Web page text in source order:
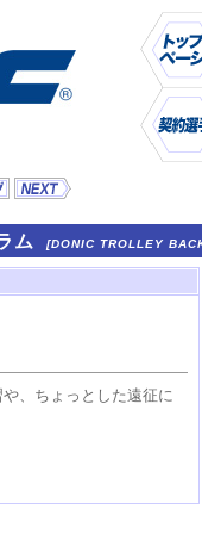
ム [DONIC TROLLEY
、ちょっとした遠征に